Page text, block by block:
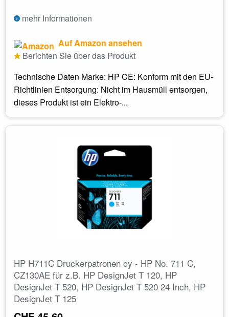
mehr Informationen
Auf Amazon ansehen
Berichten Sie über das Produkt
Technische Daten Marke: HP CE: Konform mit den EU-
Richtlinien Entsorgung: Nicht im Hausmüll entsorgen,
dieses Produkt ist ein Elektro-...
HP H711C Druckerpatronen cy - HP No. 711 C,
CZ130AE für z.B. HP DesignJet T 120, HP
DesignJet T 520, HP DesignJet T 520 24 Inch, HP
DesignJet T 125